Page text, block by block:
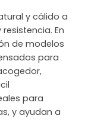
y cálido a
En
de modelos
para
para
y ayudan a